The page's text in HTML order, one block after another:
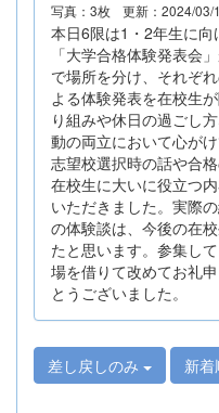
写真：3枚 更新：2024/03/
本日6限は1・2年生に
「大学合格体験発表会
で場所を分け、それぞ
よる体験発表を在校生
り組みや休日の過ごし
動の両立において心が
志望校選択時の話や合
在校生に大いに役立つ
いただきました。実際
の体験談は、今後の在
たと思います。参集し
場を借りて改めてお礼
とうございました。
差し戻しのみ 新着